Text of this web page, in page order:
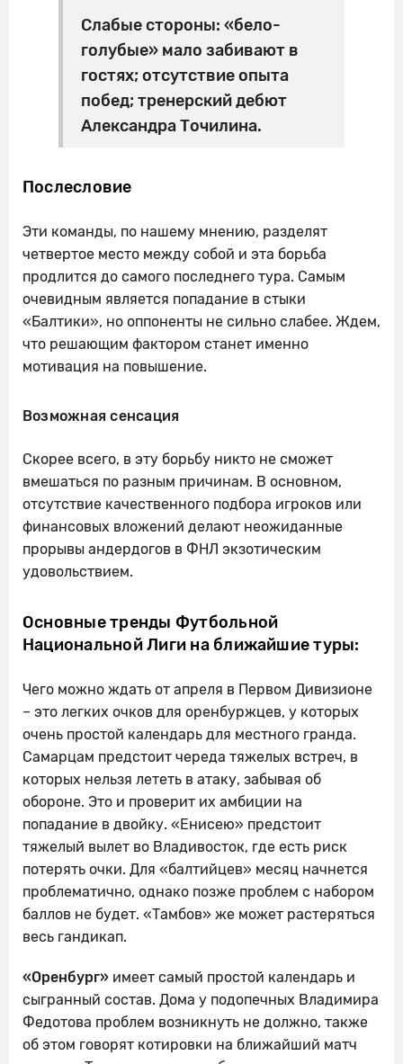
Слабые стороны: «бело-
голубые» мало забивают в
гостях; отсутствие опыта
побед; тренерский дебют
Александра Точилина.
Послесловие
Эти команды, по нашему мнению, разделят
четвертое место между собой и эта борьба
продлится до самого последнего тура. Самым
очевидным является попадание в стыки
«Балтики», но оппоненты не сильно слабее. Ждем,
что решающим фактором станет именно
мотивация на повышение.
Возможная сенсация
Скорее всего, в эту борьбу никто не сможет
вмешаться по разным причинам. В основном,
отсутствие качественного подбора игроков или
финансовых вложений делают неожиданные
прорывы андердогов в ФНЛ экзотическим
удовольствием.
Основные тренды Футбольной
Национальной Лиги на ближайшие туры:
Чего можно ждать от апреля в Первом Дивизионе
– это легких очков для оренбуржцев, у которых
очень простой календарь для местного гранда.
Самарцам предстоит череда тяжелых встреч, в
которых нельзя лететь в атаку, забывая об
обороне. Это и проверит их амбиции на
попадание в двойку. «Енисею» предстоит
тяжелый вылет во Владивосток, где есть риск
потерять очки. Для «балтийцев» месяц начнется
проблематично, однако позже проблем с набором
баллов не будет. «Тамбов» же может растеряться
весь гандикап.
«Оренбург» имеет самый простой календарь и
сыгранный состав. Дома у подопечных Владимира
Федотова проблем возникнуть не должно, также
об этом говорят котировки на ближайший матч